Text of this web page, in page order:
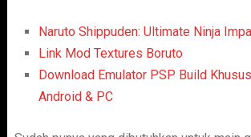
Naruto Shippuden: Ultimate Ninja
Link Mod Textures Boruto
Download Emulator PSP Build
Android & PC